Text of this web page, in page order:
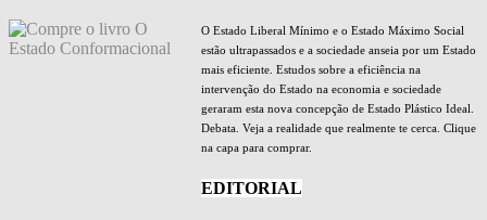
O Estado Liberal Mínimo e o Estado Máximo Social
estão ultrapassados e a sociedade anseia por um Estado
mais eficiente. Estudos sobre a eficiência na
intervenção do Estado na economia e sociedade
geraram esta nova concepção de Estado Plástico Ideal.
Debata. Veja a realidade que realmente te cerca. Clique
na capa para comprar.
EDITORIAL